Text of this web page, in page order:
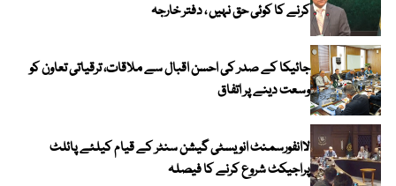
کرنے کا کوئی حق نہیں ، دفتر خارجہ
جائیکا کے صدر کی احسن اقبال سے ملاقات، ترقیاتی تعاون کو
وسعت دینے پر اتفاق
لاانفورسمنٹ انویسٹی گیشن سنٹر کے قیام کیلئے پائلٹ
پراجیکٹ شروع کرنے کا فیصلہ